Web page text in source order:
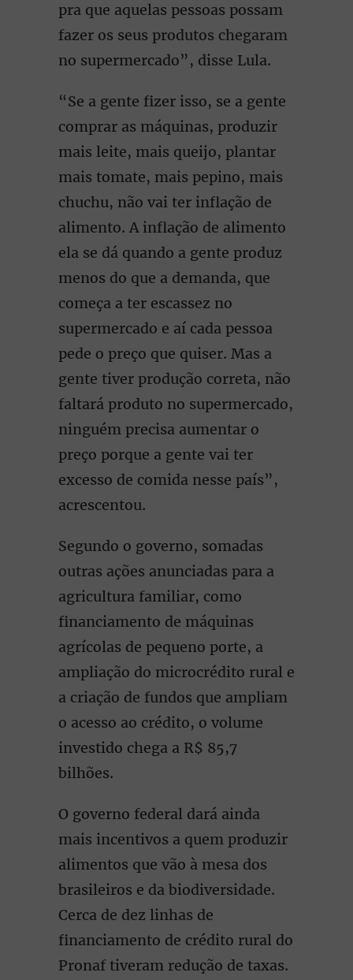
pra que aquelas pessoas possam
fazer os seus produtos chegaram
no supermercado”, disse Lula.
“Se a gente fizer isso, se a gente
comprar as máquinas, produzir
mais leite, mais queijo, plantar
mais tomate, mais pepino, mais
chuchu, não vai ter inflação de
alimento. A inflação de alimento
ela se dá quando a gente produz
menos do que a demanda, que
começa a ter escassez no
supermercado e aí cada pessoa
pede o preço que quiser. Mas a
gente tiver produção correta, não
faltará produto no supermercado,
ninguém precisa aumentar o
preço porque a gente vai ter
excesso de comida nesse país”,
acrescentou.
Segundo o governo, somadas
outras ações anunciadas para a
agricultura familiar, como
financiamento de máquinas
agrícolas de pequeno porte, a
ampliação do microcrédito rural e
a criação de fundos que ampliam
o acesso ao crédito, o volume
investido chega a R$ 85,7
bilhões.
O governo federal dará ainda
mais incentivos a quem produzir
alimentos que vão à mesa dos
brasileiros e da biodiversidade.
Cerca de dez linhas de
financiamento de crédito rural do
Pronaf tiveram redução de taxas.